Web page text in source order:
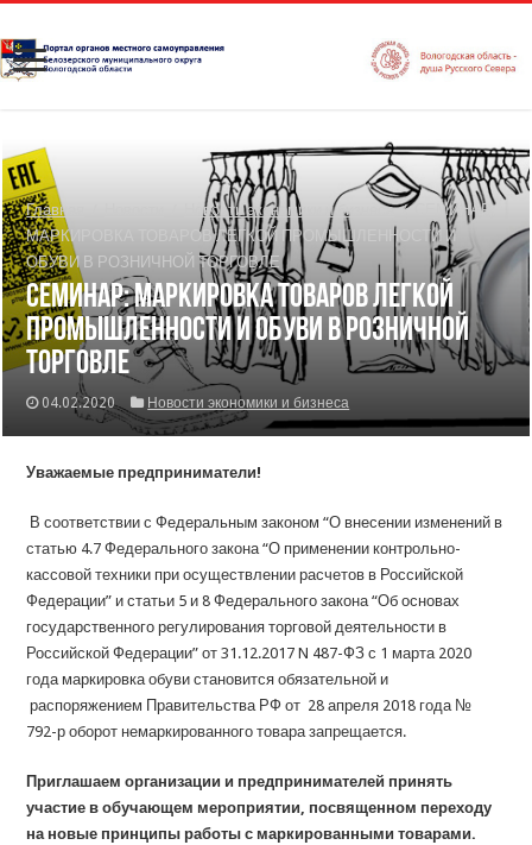
Главная Новости экономики и бизнеса /
СЕМИНАР:
МАРКИРОВКА ТОВАРОВ ЛЕГКОЙ ПРОМЫШЛЕННОСТИ И
ОБУВИ В РОЗНИЧНОЙ ТОРГОВЛЕ
СЕМИНАР: МАРКИРОВКА ТОВАРОВ ЛЕГКОЙ
ПРОМЫШЛЕННОСТИ И ОБУВИ В РОЗНИЧНОЙ
ТОРГОВЛЕ
04.02.2020 Новости экономики и бизнеса
Уважаемые предприниматели!
В соответствии с Федеральным законом “О внесении изменений в
статью 4.7 Федерального закона “О применении контрольно-
кассовой техники при осуществлении расчетов в Российской
Федерации” и статьи 5 и 8 Федерального закона “Об основах
государственного регулирования торговой деятельности в
Российской Федерации” от 31.12.2017 N 487-ФЗ с 1 марта 2020
года маркировка обуви становится обязательной и
распоряжением Правительства РФ от 28 апреля 2018 года №
792-р оборот немаркированного товара запрещается.
Приглашаем организации и предпринимателей принять
участие в обучающем мероприятии, посвященном переходу
на новые принципы работы с маркированными товарами.